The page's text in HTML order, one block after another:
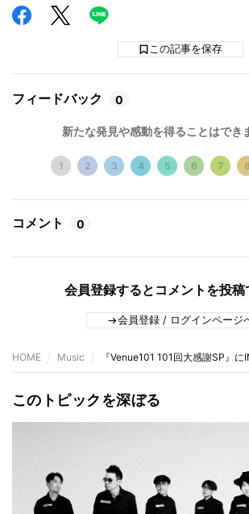
この記事を保存
フィードバック 0
新たな発見や感動を得ることはでき
1 2 3 4 5 6 7 8
コメント 0
会員登録するとコメントを投稿
会員登録 / ログインページ
HOME Music 『Venue101 101回大感謝SP』
このトピックを深ぼる